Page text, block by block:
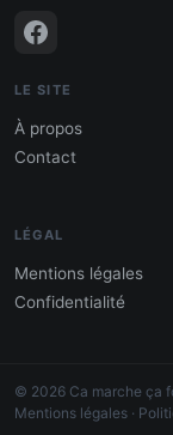
LE SITE
À propos
Contact
LÉGAL
Mentions légales
Confidentialité
© 2026 Ca marche ça
Mentions légales ·
l'argent
Gagne